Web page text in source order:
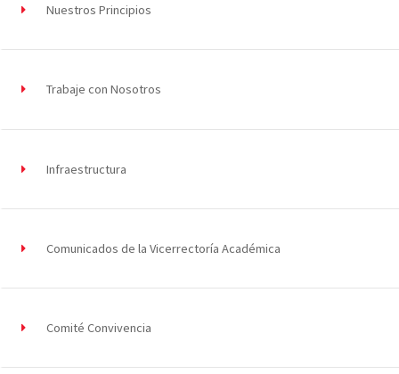
Nuestros Principios
Trabaje con Nosotros
Infraestructura
Comunicados de la Vicerrectoría Académica
Comité Convivencia